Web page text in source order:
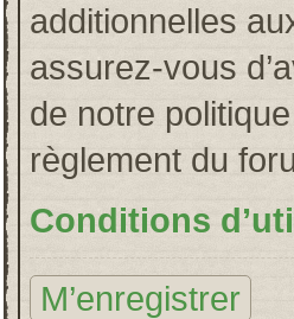
additionnelles
assurez-vous
de notre
règlement du
Conditions
M’enregistrer